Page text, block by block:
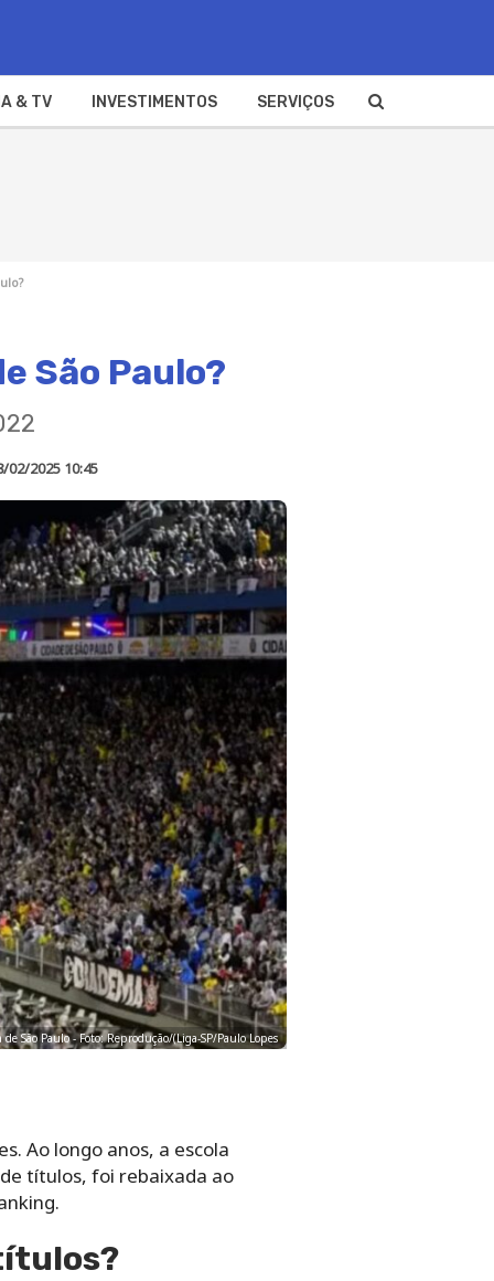
& TV INVESTIMENTOS SERVIÇOS
São Paulo?
02/2025 10:45
de São Paulo - Foto: Reprodução/(Liga-SP/Paulo Lopes
Ao longo anos, a escola
títulos, foi rebaixada ao